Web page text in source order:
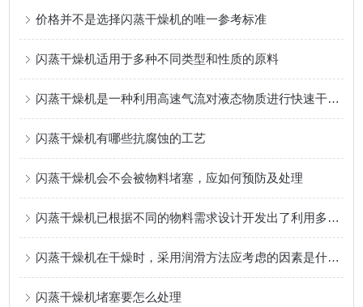
价格并不是选择闪蒸干燥机的唯一参考标准
闪蒸干燥机适用于多种不同类型和性质的原料
闪蒸干燥机是一种利用高速气流对液态物质进行快速干燥的设备
闪蒸干燥机有哪些抗腐蚀的工艺
闪蒸干燥机会不会被物料堵塞，应如何预防及处理
闪蒸干燥机已根据不同的物料需求设计开发出了利用多种机型
闪蒸干燥机在干燥时，采用润滑方法应考虑的因素是什么？
闪蒸干燥机堵塞要怎么处理